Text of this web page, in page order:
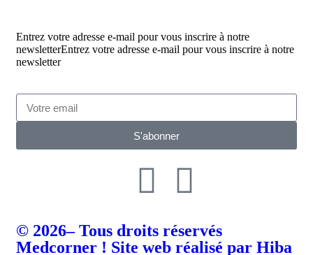
Entrez votre adresse e-mail pour vous inscrire à notre
newsletterEntrez votre adresse e-mail pour vous inscrire à notre
newsletter
S'abonner
© 2026– Tous droits réservés
Medcorner ! Site web réalisé par Hiba